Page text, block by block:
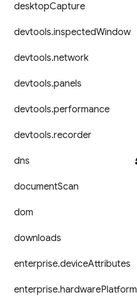
desktopCapture
devtools.inspectedWindow
devtools.network
devtools.panels
devtools.performance
devtools.recorder
dns
documentScan
dom
downloads
enterprise.deviceAttributes
enterprise.hardwarePlatform